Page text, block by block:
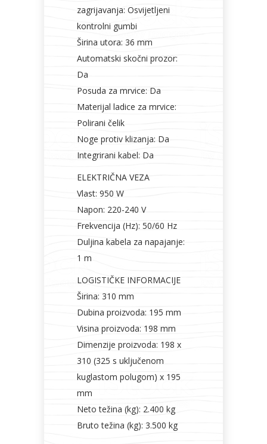
zagrijavanja: Osvijetljeni
kontrolni gumbi
Širina utora: 36 mm
Automatski skočni prozor:
Da
Posuda za mrvice: Da
Materijal ladice za mrvice:
Polirani čelik
Noge protiv klizanja: Da
Integrirani kabel: Da
ELEKTRIČNA VEZA
Vlast: 950 W
Napon: 220-240 V
Frekvencija (Hz): 50/60 Hz
Duljina kabela za napajanje:
1 m
LOGISTIČKE INFORMACIJE
Širina: 310 mm
Dubina proizvoda: 195 mm
Visina proizvoda: 198 mm
Dimenzije proizvoda: 198 x
310 (325 s uključenom
kuglastom polugom) x 195
mm
Neto težina (kg): 2.400 kg
Bruto težina (kg): 3.500 kg